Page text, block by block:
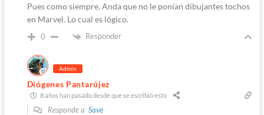
Pues como siempre. Anda que no le ponían dibujantes tochos
en Marvel. Lo cual es lógico.
0 Responder
Admin
Diógenes Pantarújez
8 años han pasado desde que se escribió esto
Responde a Save